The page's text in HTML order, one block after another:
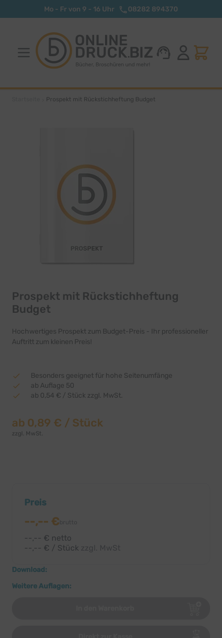
Zum Inhalt springenMo - Fr von 9 - 16 Uhr 08282 894370
Prospekt mit Rückstichheftung Budget
Prospekt mit Rückstichheftung
Budget
Hochwertiges Prospekt zum Budget-Preis - Ihr professioneller
Auftritt zum kleinen Preis!
Besonders geeignet für hohe Seitenumfänge
ab Auflage 50
ab 0,54 € / Stück zzgl. MwSt.
ab 0,89 € / Stück
zzgl. MwSt.
Preis
--,-- €
--,-- € netto
--,-- € / Stück
Download:
Weitere Auflagen: